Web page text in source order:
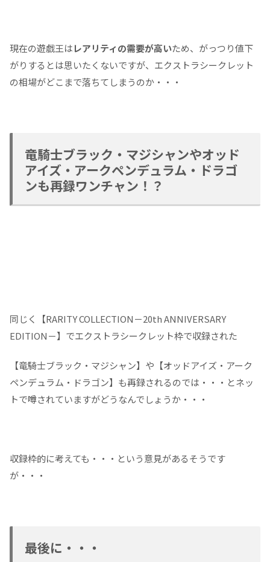
現在の遊戯王はレアリティの需要が高いため、がっつり値下
がりするとは思いたくないですが、エクストラシークレット
の相場がどこまで落ちてしまうのか・・・
竜騎士ブラック・マジシャンやオッド
アイズ・アークペンデュラム・ドラゴ
ンも再録ワンチャン！？
同じく【RARITY COLLECTION－20th ANNIVERSARY
EDITION－】でエクストラシークレット枠で収録された
【竜騎士ブラック・マジシャン】や【オッドアイズ・アーク
ペンデュラム・ドラゴン】も再録されるのでは・・・とネッ
トで噂されていますがどうなんでしょうか・・・
収録枠的に考えても・・・という意見があるそうです
が・・・
最後に・・・